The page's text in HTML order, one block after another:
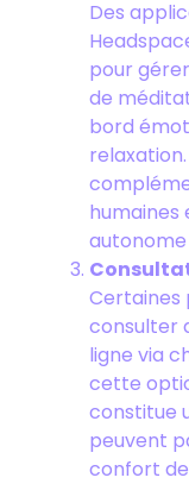
Des
pour
de
bord
consulter
ligne via
cette
constitue
peuvent
confort